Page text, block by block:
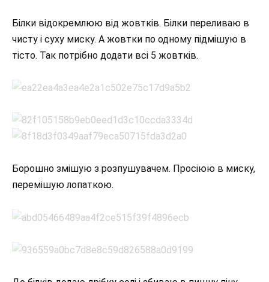
Білки відокремлюю від жовтків. Білки переливаю в
чисту і суху миску. А жовтки по одному підмішую в
тісто. Так потрібно додати всі 5 жовтків.
Борошно змішую з розпушувачем. Просіюю в миску,
перемішую лопаткою.